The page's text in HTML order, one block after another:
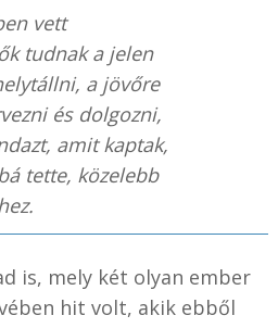
vett
tudnak a jelen
a jövőre
és dolgozni,
amit kaptak,
tette, közelebb
is, mely két olyan ember
hit volt, akik ebből